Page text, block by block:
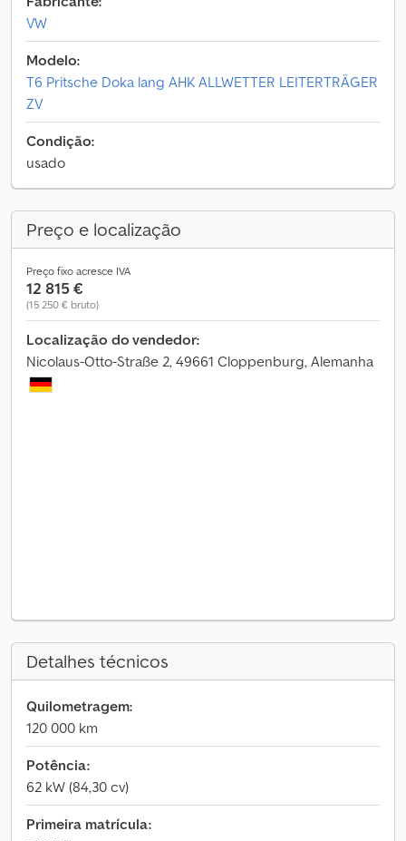
VW
Modelo:
T6 Pritsche Doka lang AHK ALLWETTER LEITERTRÄGER
ZV
Condição:
usado
Preço e localização
Preço fixo acresce IVA
12 815 €
(15 250 € bruto)
Localização do vendedor:
Nicolaus-Otto-Straße 2, 49661 Cloppenburg, Alemanha
Detalhes técnicos
Quilometragem:
120 000 km
Potência:
62 kW (84,30 cv)
Primeira matrícula: